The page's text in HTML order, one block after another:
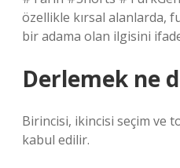
özellikle kırsal alanlarda,
bir adama olan ilgisini
Derlemek ne
Birincisi, ikincisi seçim ve
kabul edilir.